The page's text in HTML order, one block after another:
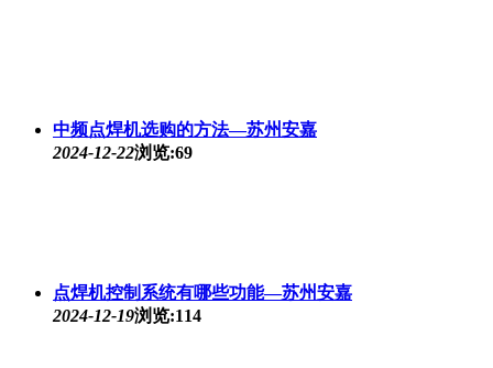
中频点焊机选购的方法—苏州安嘉
2024-12-22浏览:69
点焊机控制系统有哪些功能—苏州安嘉
2024-12-19浏览:114